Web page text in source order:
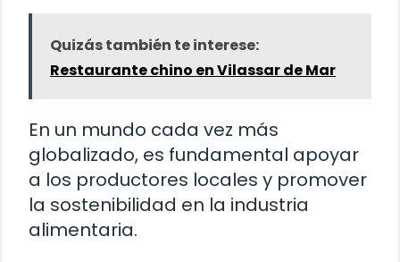
Quizás también te interese:
Restaurante chino en Vilassar de Mar
En un mundo cada vez más
globalizado, es fundamental apoyar
a los productores locales y promover
la sostenibilidad en la industria
alimentaria.